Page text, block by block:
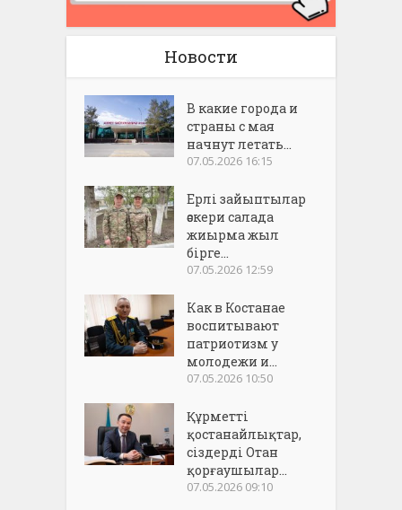
Новости
В какие города и
страны с мая
начнут летать...
07.05.2026 16:15
Ерлі зайыптылар
әскери салада
жиырма жыл
бірге...
07.05.2026 12:59
Как в Костанае
воспитывают
патриотизм у
молодежи и...
07.05.2026 10:50
Құрметті
қостанайлықтар,
сіздерді Отан
қорғаушылар...
07.05.2026 09:10